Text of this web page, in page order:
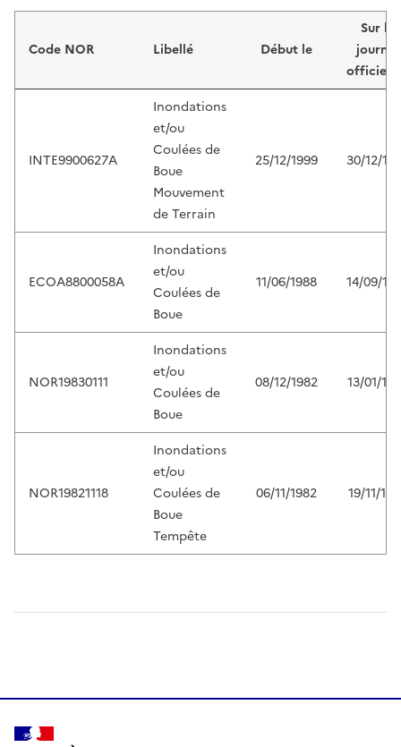
Code NOR Libellé Début le
Sur le
journal
officiel
INTE9900627A
Inondations
et/ou
Coulées de
Boue
Mouvement
de Terrain
25/12/1999 30/12/
ECOA8800058A
Inondations
et/ou
Coulées de
Boue
11/06/1988 14/09/
NOR19830111
Inondations
et/ou
Coulées de
Boue
08/12/1982 13/01/
NOR19821118
Inondations
et/ou
Coulées de
Boue
Tempête
06/11/1982 19/11/